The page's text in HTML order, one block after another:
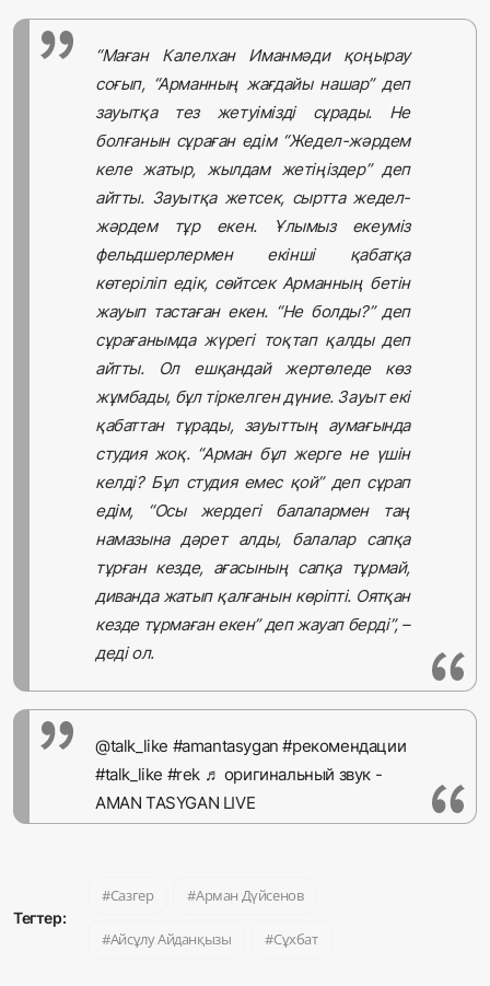
“Маған Калелхан Иманмәди қоңырау
соғып, “Арманның жағдайы нашар” деп
зауытқа тез жетуімізді сұрады. Не
болғанын сұраған едім “Жедел-жәрдем
келе жатыр, жылдам жетіңіздер” деп
айтты. Зауытқа жетсек, сыртта жедел-
жәрдем тұр екен. Ұлымыз екеуміз
фельдшерлермен екінші қабатқа
көтеріліп едік, сөйтсек Арманның бетін
жауып тастаған екен. “Не болды?” деп
сұрағанымда жүрегі тоқтап қалды деп
айтты. Ол ешқандай жертөледе көз
жұмбады, бұл тіркелген дүние. Зауыт екі
қабаттан тұрады, зауыттың аумағында
студия жоқ. “Арман бұл жерге не үшін
келді? Бұл студия емес қой” деп сұрап
едім, “Осы жердегі балалармен таң
намазына дәрет алды, балалар сапқа
тұрған кезде, ағасының сапқа тұрмай,
диванда жатып қалғанын көріпті. Оятқан
кезде тұрмаған екен” деп жауап берді”, –
деді ол.
@talk_like #amantasygan #рекомендации
#talk_like #rek ♬ оригинальный звук -
AMAN TASYGAN LIVE
Тегтер:
Сазгер Арман Дүйсенов
Айсұлу Айданқызы Сұхбат